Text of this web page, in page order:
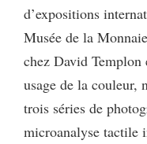
d’expositions
Musée de la
chez David Templon
usage de la couleur,
trois séries de
microanalyse tactile